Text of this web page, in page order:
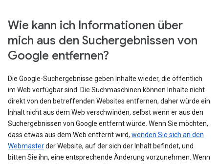
Wie kann ich Informationen über
mich aus den Suchergebnissen von
Google entfernen?
Die Google-Suchergebnisse geben Inhalte wieder, die öffentlich
im Web verfügbar sind. Die Suchmaschinen können Inhalte nicht
direkt von den betreffenden Websites entfernen, daher würde ein
Inhalt nicht aus dem Web verschwinden, selbst wenn er aus den
Suchergebnissen von Google entfernt würde. Wenn Sie möchten,
dass etwas aus dem Web entfernt wird, wenden Sie sich an den
Webmasterder Website, auf der sich der Inhalt befindet, und
bitten Sie ihn, eine entsprechende Änderung vorzunehmen. Wenn